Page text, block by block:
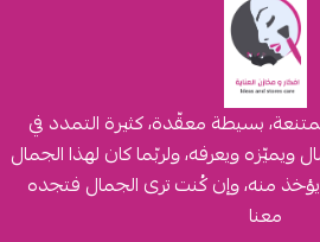
بسيطة معقّدة، كثيرة التمدد في
ويميّزه ويعرفه، ولربّما كان لهذا الجمال
منه، وإن كُنت ترى الجمال فتجده
معنا